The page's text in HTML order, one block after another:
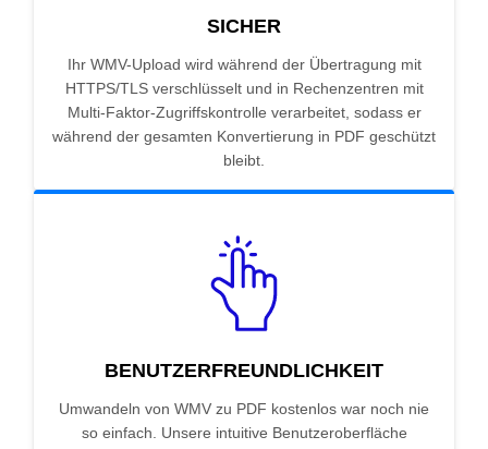
SICHER
Ihr WMV-Upload wird während der Übertragung mit
HTTPS/TLS verschlüsselt und in Rechenzentren mit
Multi-Faktor-Zugriffskontrolle verarbeitet, sodass er
während der gesamten Konvertierung in PDF geschützt
bleibt.
BENUTZERFREUNDLICHKEIT
Umwandeln von WMV zu PDF kostenlos war noch nie
so einfach. Unsere intuitive Benutzeroberfläche